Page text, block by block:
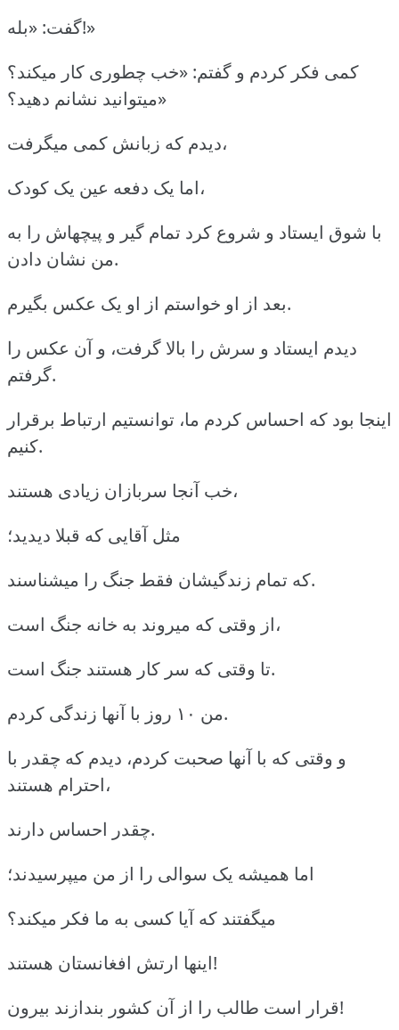
گفت: «بله!»
کمی فکر کردم و گفتم: «خب چطوری کار میکند؟
میتوانید نشانم دهید؟»
دیدم که زبانش کمی میگرفت،
اما یک دفعه عین یک کودک،
با شوق ایستاد و شروع کرد تمام گیر و پیچهاش را به
من نشان دادن.
بعد از او خواستم از او یک عکس بگیرم.
دیدم ایستاد و سرش را بالا گرفت، و آن عکس را
گرفتم.
اینجا بود که احساس کردم ما، توانستیم ارتباط برقرار
کنیم.
خب آنجا سربازان زیادی هستند،
مثل آقایی که قبلا دیدید؛
که تمام زندگیشان فقط جنگ را میشناسند.
از وقتی که میروند به خانه جنگ است،
تا وقتی که سر کار هستند جنگ است.
من ۱۰ روز با آنها زندگی کردم.
و وقتی که با آنها صحبت کردم، دیدم که چقدر با
احترام هستند،
چقدر احساس دارند.
اما همیشه یک سوالی را از من میپرسیدند؛
میگفتند که آیا کسی به ما فکر میکند؟
اینها ارتش افغانستان هستند!
قرار است طالب را از آن کشور بندازند بیرون!